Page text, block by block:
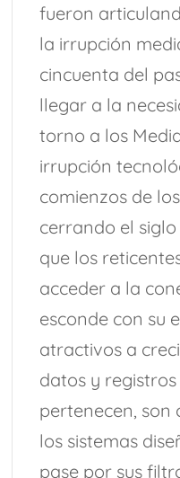
fueron
la irrupción
cincuenta del
llegar a la
torno a los
irrupción
comienzos de
cerrando el
que los
acceder a la
esconde con su
atractivos a
datos y
pertenecen, son
los sistemas
pase por sus